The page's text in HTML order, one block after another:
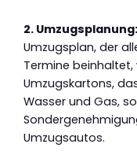
2. Umzugsplanung:
Umzugsplan, der
Termine beinhaltet,
Umzugskartons,
Wasser und Gas,
Umzugsautos.